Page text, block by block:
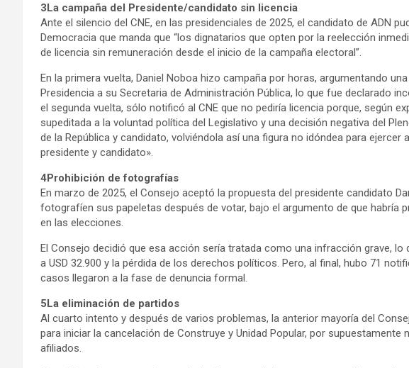
3La campaña del Presidente/candidato sin licencia
Ante el silencio del CNE, en las presidenciales de 2025, el candidato de ADN
Democracia que manda que “los dignatarios que opten por la reelección
de licencia sin remuneración desde el inicio de la campaña electoral”.
En la primera vuelta, Daniel Noboa hizo campaña por horas, argumentando
Presidencia a su Secretaria de Administración Pública, lo que fue declarado
el segunda vuelta, sólo notificó al CNE que no pediría licencia porque, según
supeditada a la voluntad política del Legislativo y una decisión negativa del
de la República y candidato, volviéndola así una figura no idóndea para ejercer
presidente y candidato».
4Prohibición de fotografías
En marzo de 2025, el Consejo aceptó la propuesta del presidente candidato
fotografíen sus papeletas después de votar, bajo el argumento de que habría
en las elecciones.
El Consejo decidió que esa acción sería tratada como una infracción grave, lo
a USD 32.900 y la pérdida de los derechos políticos. Pero, al final, hubo 71
casos llegaron a la fase de denuncia formal.
5La eliminación de partidos
Al cuarto intento y después de varios problemas, la anterior mayoría del
para iniciar la cancelación de Construye y Unidad Popular, por
afiliados.